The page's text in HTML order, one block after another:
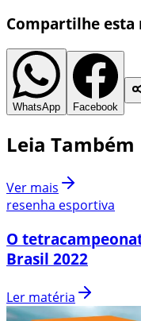
Compartilhe esta
WhatsApp Facebook
Leia Também
Ver mais
resenha esportiva
O
Brasil 2022
Ler matéria